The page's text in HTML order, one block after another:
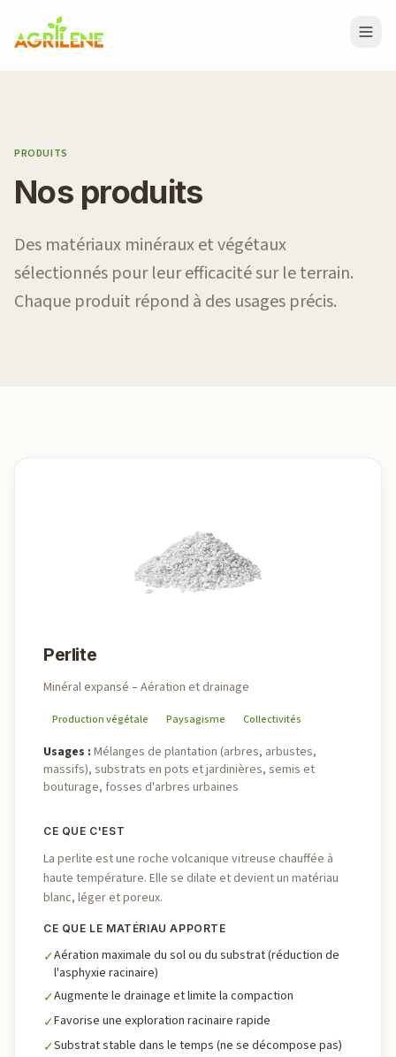
PRODUITS
Nos produits
Des matériaux minéraux et végétaux
sélectionnés pour leur efficacité sur le terrain.
Chaque produit répond à des usages précis.
Perlite
Minéral expansé – Aération et drainage
Production végétale Paysagisme Collectivités
Usages : Mélanges de plantation (arbres, arbustes,
massifs), substrats en pots et jardinières, semis et
bouturage, fosses d'arbres urbaines
CE QUE C'EST
La perlite est une roche volcanique vitreuse chauffée à
haute température. Elle se dilate et devient un matériau
blanc, léger et poreux.
CE QUE LE MATÉRIAU APPORTE
✓Aération maximale du sol ou du substrat (réduction de
l'asphyxie racinaire)
✓Augmente le drainage et limite la compaction
✓Favorise une exploration racinaire rapide
✓Substrat stable dans le temps (ne se décompose pas)